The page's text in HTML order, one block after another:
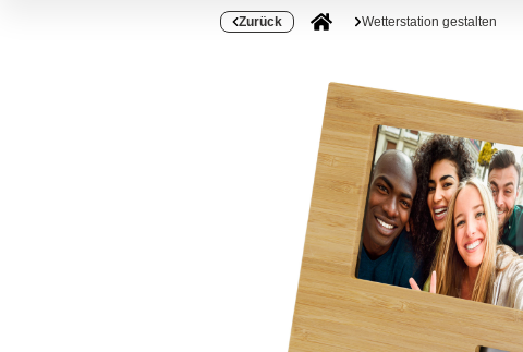
Zurück Wetterstation gestalten